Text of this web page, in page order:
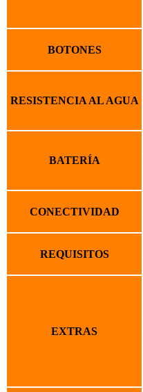
BOTONES
RESISTENCIA AL AGUA
BATERÍA
CONECTIVIDAD
REQUISITOS
EXTRAS